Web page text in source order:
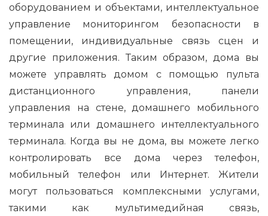
оборудованием и объектами, интеллектуальное
управление мониторингом безопасности в
помещении, индивидуальные связь сцен и
другие приложения. Таким образом, дома вы
можете управлять домом с помощью пульта
дистанционного управления, панели
управления на стене, домашнего мобильного
терминала или домашнего интеллектуального
терминала. Когда вы не дома, вы можете легко
контролировать все дома через телефон,
мобильный телефон или Интернет. Жители
могут пользоваться комплексными услугами,
такими как мультимедийная связь,